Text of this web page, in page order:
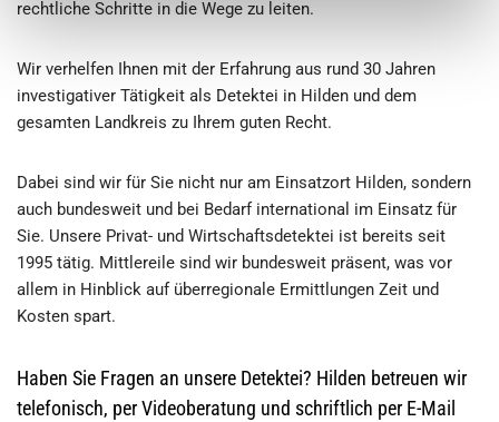
rechtliche Schritte in die Wege zu leiten.
Wir verhelfen Ihnen mit der Erfahrung aus rund 30 Jahren
investigativer Tätigkeit als Detektei in Hilden und dem
gesamten Landkreis zu Ihrem guten Recht.
Dabei sind wir für Sie nicht nur am Einsatzort Hilden, sondern
auch bundesweit und bei Bedarf international im Einsatz für
Sie. Unsere Privat- und Wirtschaftsdetektei ist bereits seit
1995 tätig. Mittlereile sind wir bundesweit präsent, was vor
allem in Hinblick auf überregionale Ermittlungen Zeit und
Kosten spart.
Haben Sie Fragen an unsere Detektei? Hilden betreuen wir
telefonisch, per Videoberatung und schriftlich per E-Mail